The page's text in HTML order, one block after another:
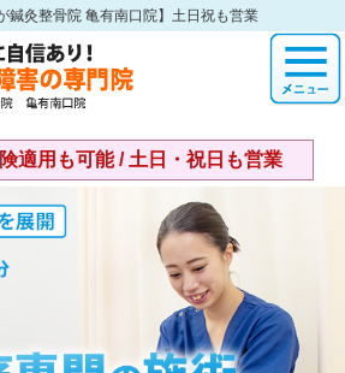
鍼灸整骨院 亀有南口院】土日祝も営業
適用も可能 / 土日・祝日も営業